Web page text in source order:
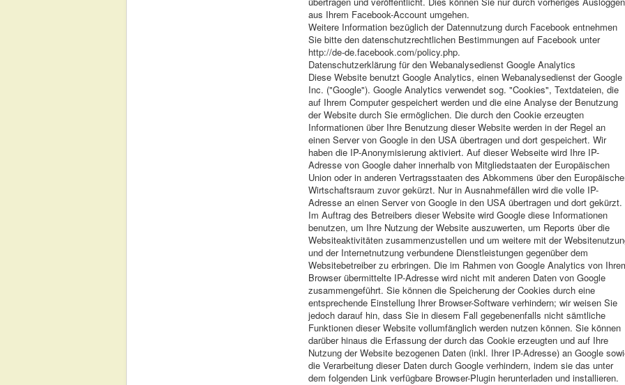
aus Ihrem Facebook-Account umgehen.
Weitere Information bezüglich der Datennutzung durch Facebook entnehmen
Sie bitte den datenschutzrechtlichen Bestimmungen auf Facebook unter
http://de-de.facebook.com/policy.php.
Datenschutzerklärung für den Webanalysedienst Google Analytics
Diese Website benutzt Google Analytics, einen Webanalysedienst der Google
Inc. ("Google"). Google Analytics verwendet sog. "Cookies", Textdateien, die
auf Ihrem Computer gespeichert werden und die eine Analyse der Benutzung
der Website durch Sie ermöglichen. Die durch den Cookie erzeugten
Informationen über Ihre Benutzung dieser Website werden in der Regel an
einen Server von Google in den USA übertragen und dort gespeichert. Wir
haben die IP-Anonymisierung aktiviert. Auf dieser Webseite wird Ihre IP-
Adresse von Google daher innerhalb von Mitgliedstaaten der Europäischen
Union oder in anderen Vertragsstaaten des Abkommens über den
Wirtschaftsraum zuvor gekürzt. Nur in Ausnahmefällen wird die volle IP-
Adresse an einen Server von Google in den USA übertragen und dort gekürzt.
Im Auftrag des Betreibers dieser Website wird Google diese Informationen
benutzen, um Ihre Nutzung der Website auszuwerten, um Reports über die
Websiteaktivitäten zusammenzustellen und um weitere mit der
und der Internetnutzung verbundene Dienstleistungen gegenüber dem
Websitebetreiber zu erbringen. Die im Rahmen von Google Analytics von
Browser übermittelte IP-Adresse wird nicht mit anderen Daten von Google
zusammengeführt. Sie können die Speicherung der Cookies durch eine
entsprechende Einstellung Ihrer Browser-Software verhindern; wir weisen Sie
jedoch darauf hin, dass Sie in diesem Fall gegebenenfalls nicht sämtliche
Funktionen dieser Website vollumfänglich werden nutzen können. Sie können
darüber hinaus die Erfassung der durch das Cookie erzeugten und auf Ihre
Nutzung der Website bezogenen Daten (inkl. Ihrer IP-Adresse) an Google
die Verarbeitung dieser Daten durch Google verhindern, indem sie das unter
dem folgenden Link verfügbare Browser-Plugin herunterladen und installieren.